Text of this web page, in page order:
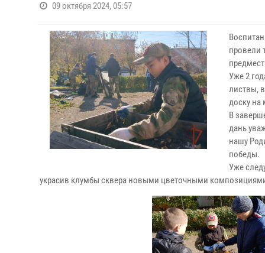
09 октября 2024, 05:57
провели
Уже 2
листвы,
доску
В
дань
нашу
победы.
Уже
украсив клумбы сквера новыми цветочными